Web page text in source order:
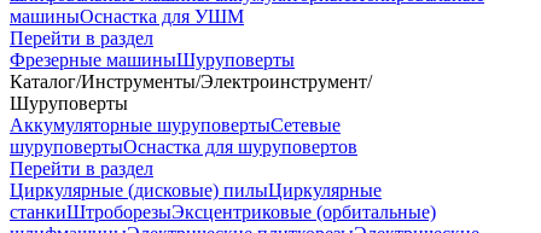
машиныОснастка для УШМ
Перейти в раздел
Фрезерные машиныШуруповерты
Каталог/Инструменты/Электроинструмент/
Шуруповерты
Аккумуляторные шуруповертыСетевые
шуруповертыОснастка для шуруповертов
Перейти в раздел
Циркулярные (дисковые) пилыЦиркулярные
станкиШтроборезыЭксцентриковые (орбитальные)